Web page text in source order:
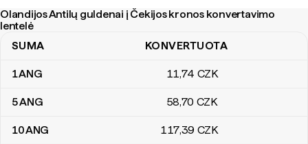
Olandijos Antilų guldenai į Čekijos kronos konvertavimo
lentelė
Olandijos Antilų guldenai į Čekijos kronos konvertavimo lentelė
SUMA KONVERTUOTA
1ANG 11,74 CZK
5ANG 58,70 CZK
10ANG 117,39 CZK